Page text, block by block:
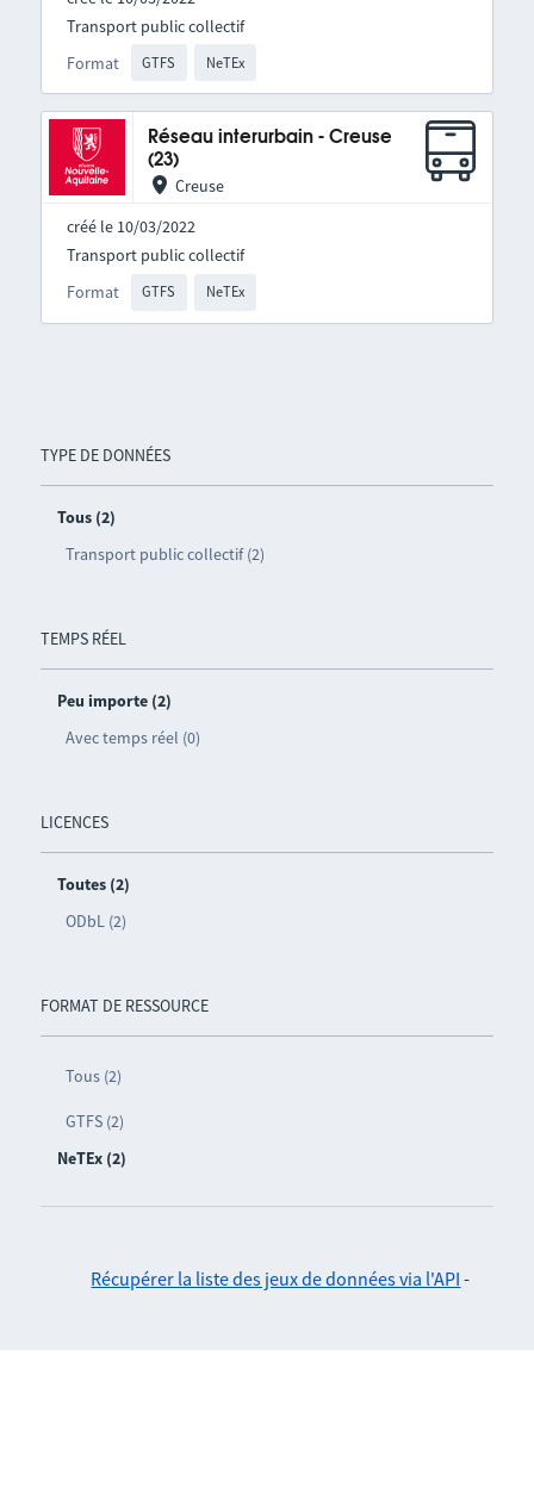
TYPE DE DONNÉES
Tous (2)
Transport public collectif (2)
TEMPS RÉEL
Peu importe (2)
Avec temps réel (0)
LICENCES
Toutes (2)
ODbL (2)
FORMAT DE RESSOURCE
Tous (2)
GTFS (2)
NeTEx (2)
Format GTFS NeTEx
Transport public collectif
Réseau interurbain - Creuse
(23)
Creuse
créé le 10/03/2022
Format GTFS NeTEx
Transport public collectif
Récupérer la liste des jeux de données via l'API -